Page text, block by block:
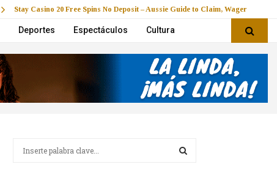
Stay Casino 20 Free Spins No Deposit – Aussie Guide to Claim, Wager & Play
Deportes Espectáculos Cultura